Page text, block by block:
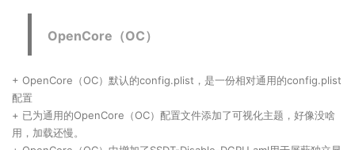
OpenCore（OC）
+ OpenCore（OC）默认的config.plist，是一份相对通用的config.plist
配置
+ 已为通用的OpenCore（OC）配置文件添加了可视化主题，好像没啥
用，加载还慢。